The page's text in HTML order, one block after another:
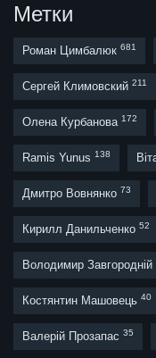
Метки
Роман Цимбалюк 681
Сергей Климовский 211
Олена Курбанова 172
Ramis Yunus 138
Дмитро Вовнянко 73
Кирилл Данильченко 52
Володимир Завгородній
Костянтин Машовець 40
Валерій Прозапас 35